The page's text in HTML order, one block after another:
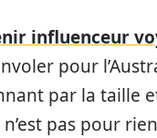
influenceur
pour
par la taille
pas pour